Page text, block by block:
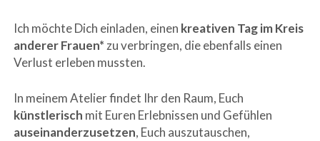
Ich möchte Dich einladen, einen kreativen Tag im Kreis
anderer Frauen* zu verbringen, die ebenfalls einen
Verlust erleben mussten.
In meinem Atelier findet Ihr den Raum, Euch
künstlerisch mit Euren Erlebnissen und Gefühlen
auseinanderzusetzen, Euch auszutauschen,